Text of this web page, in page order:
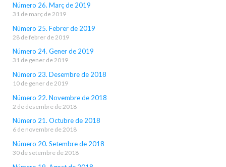
Número 26. Març de 2019
31 de març de 2019
Número 25. Febrer de 2019
28 de febrer de 2019
Número 24. Gener de 2019
31 de gener de 2019
Número 23. Desembre de 2018
10 de gener de 2019
Número 22. Novembre de 2018
2 de desembre de 2018
Número 21. Octubre de 2018
6 de novembre de 2018
Número 20. Setembre de 2018
30 de setembre de 2018